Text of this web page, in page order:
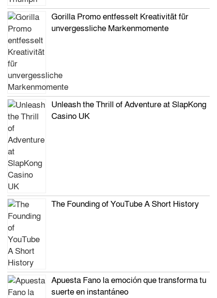
Gorilla Promo entfesselt Kreativität für
unvergessliche Markenmomente
Unleash the Thrill of Adventure at SlapKong
Casino UK
The Founding of YouTube A Short History
Apuesta Fano la emoción que transforma tu
suerte en instantáneo